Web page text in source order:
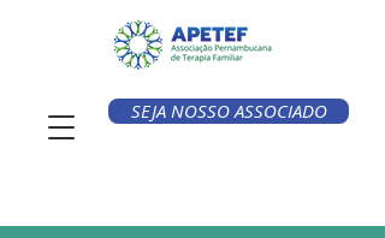
SEJA NOSSO ASSOCIADO